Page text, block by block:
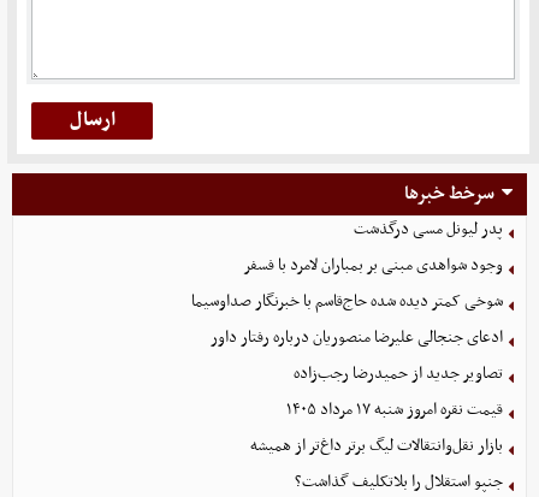
سرخط خبرها
پدر لیونل مسی درگذشت
وجود شواهدی مبنی بر بمباران لامرد با فسفر
شوخی کمتر دیده شده حاج‌قاسم با خبرنگار صداوسیما
ادعای جنجالی علیرضا منصوریان درباره رفتار داور
تصاویر جدید از حمیدرضا رجب‌زاده
قیمت نقره امروز شنبه ۱۷ مرداد ۱۴۰۵
بازار نقل‌وانتقالات لیگ برتر داغ‌تر از همیشه
جنپو استقلال را بلاتکلیف گذاشت؟